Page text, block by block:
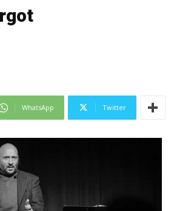
WhatsApp Twitter